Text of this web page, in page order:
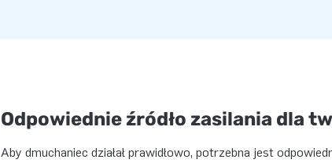
Odpowiednie źródło zasilania dla
Aby dmuchaniec działał prawidłowo, potrzebna jest